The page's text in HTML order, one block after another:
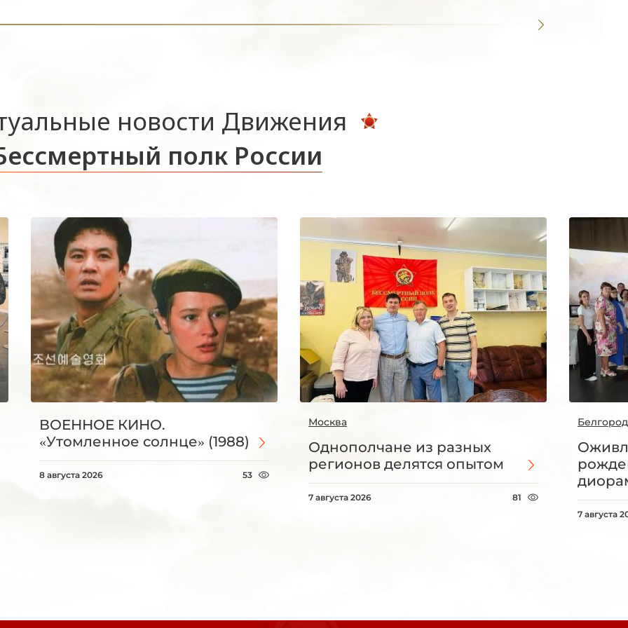
новости Движения
полк России
ВОЕННОЕ КИНО.
«Утомленное солнце» (1988)
8 августа 2026 53
Москва
Однополчане из разных
регионов делятся опытом
7 августа 2026 81
7 августа